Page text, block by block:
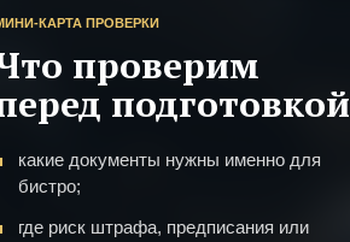
КАРТА ПРОВЕРКИ
проверим
подготовкой
какие документы нужны именно для
бистро;
где риск штрафа, предписания или